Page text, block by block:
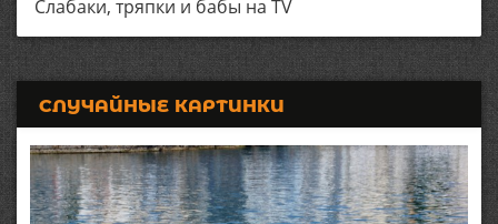
Слабаки, тряпки и бабы на TV
СЛУЧАЙНЫЕ КАРТИНКИ